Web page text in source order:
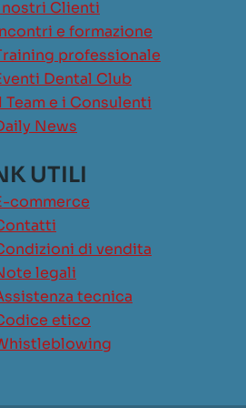
nostri Clienti
e formazione
professionale
Dental Club
Team e i Consulenti
News
UTILI
commerce
di vendita
legali
tecnica
etico